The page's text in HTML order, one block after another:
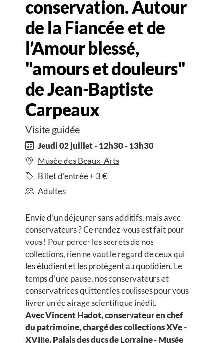
conservation. Autour
de la Fiancée et de
l’Amour blessé,
"amours et douleurs"
de Jean-Baptiste
Carpeaux
Visite guidée
Jeudi 02 juillet - 12h30 - 13h30
Musée des Beaux-Arts
Billet d'entrée + 3 €
Adultes
Envie d’un déjeuner sans additifs, mais avec
conservateurs ? Ce rendez-vous est fait pour
vous ! Pour percer les secrets de nos
collections, rien ne vaut le regard de ceux qui
les étudient et les protègent au quotidien. Le
temps d’une pause, nos conservateurs et
conservatrices quittent les coulisses pour vous
livrer un éclairage scientifique inédit.
Avec Vincent Hadot, conservateur en chef
du patrimoine, chargé des collections XVe -
XVIIIe, Palais des ducs de Lorraine - Musée